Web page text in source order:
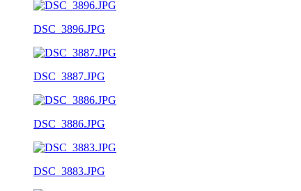
DSC_3896.JPG
DSC_3887.JPG
DSC_3886.JPG
DSC_3883.JPG